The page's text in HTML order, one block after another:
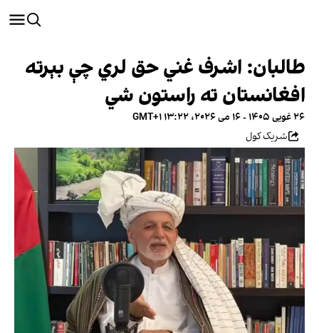
طالبان: اشرف غني حق لري چې بېرته
افغانستان ته راستون شي
۲۶ غویی ۱۴۰۵ - ۱۶ می ۲۰۲۶، ۱۳:۲۲ GMT+۱
شریک کول